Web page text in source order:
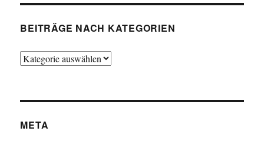
BEITRÄGE NACH KATEGORIEN
Beiträge
META